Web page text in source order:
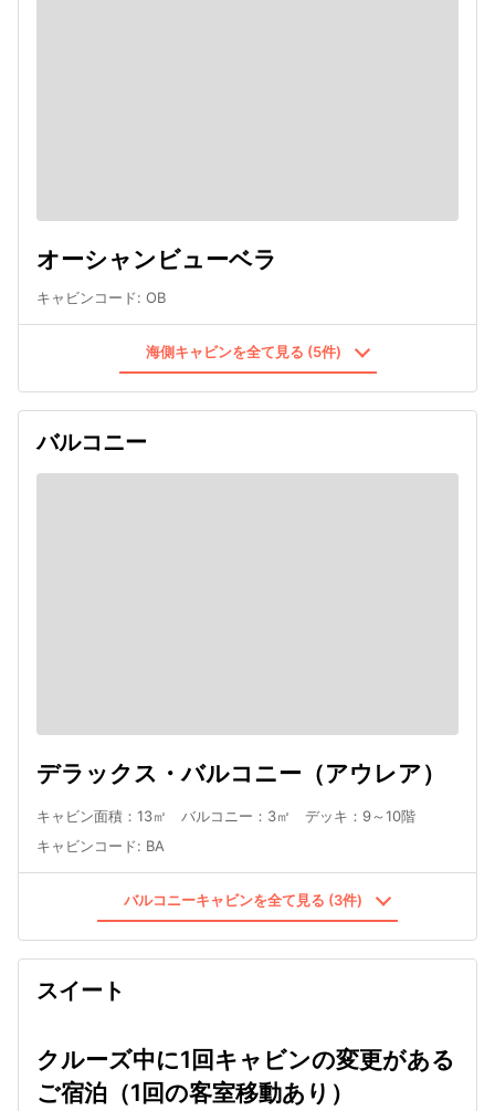
オーシャンビューベラ
キャビンコード: OB
海側キャビンを全て見る (5件)
バルコニー
デラックス・バルコニー（アウレア）
キャビン面積：13㎡ バルコニー：3㎡ デッキ：9～10階
キャビンコード: BA
バルコニーキャビンを全て見る (3件)
スイート
クルーズ中に1回キャビンの変更がある
ご宿泊（1回の客室移動あり）